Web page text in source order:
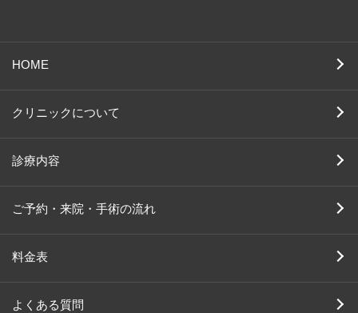
HOME
クリニックについて
診療内容
ご予約・来院・手術の流れ
料金表
よくある質問